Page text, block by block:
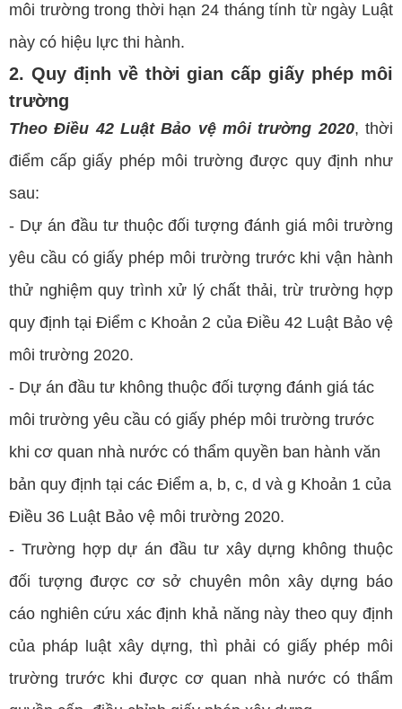
môi trường trong thời hạn 24 tháng tính từ ngày Luật
này có hiệu lực thi hành.
2. Quy định về thời gian cấp giấy phép môi
trường
Theo Điều 42 Luật Bảo vệ môi trường 2020, thời
điểm cấp giấy phép môi trường được quy định như
sau:
- Dự án đầu tư thuộc đối tượng đánh giá môi trường
yêu cầu có giấy phép môi trường trước khi vận hành
thử nghiệm quy trình xử lý chất thải, trừ trường hợp
quy định tại Điểm c Khoản 2 của Điều 42 Luật Bảo vệ
môi trường 2020.
- Dự án đầu tư không thuộc đối tượng đánh giá tác
môi trường yêu cầu có giấy phép môi trường trước
khi cơ quan nhà nước có thẩm quyền ban hành văn
bản quy định tại các Điểm a, b, c, d và g Khoản 1 của
Điều 36 Luật Bảo vệ môi trường 2020.
- Trường hợp dự án đầu tư xây dựng không thuộc
đối tượng được cơ sở chuyên môn xây dựng báo
cáo nghiên cứu xác định khả năng này theo quy định
của pháp luật xây dựng, thì phải có giấy phép môi
trường trước khi được cơ quan nhà nước có thẩm